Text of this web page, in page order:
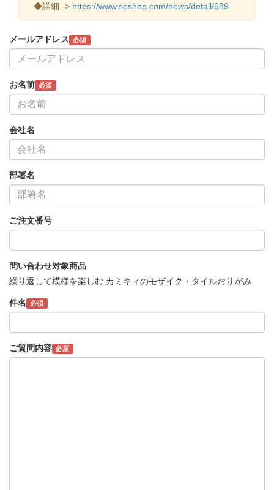
◆詳細 -> https://www.seshop.com/news/detail/689
メールアドレス 必須
お名前 必須
会社名
部署名
ご注文番号
問い合わせ対象商品
繰り返して模様を楽しむ カミキィのモザイク・タイルおりがみ
件名 必須
ご質問内容 必須